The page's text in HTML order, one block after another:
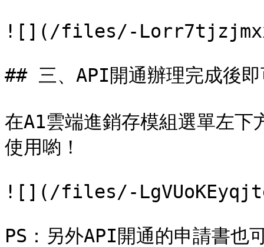
![](/files/-
## 三、API開通辦理完成後
在A1雲端進銷存模組選單左
使用喲！
![](/files/-
PS：另外API開通的申請書